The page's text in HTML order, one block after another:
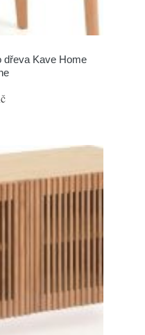
dřeva Kave Home